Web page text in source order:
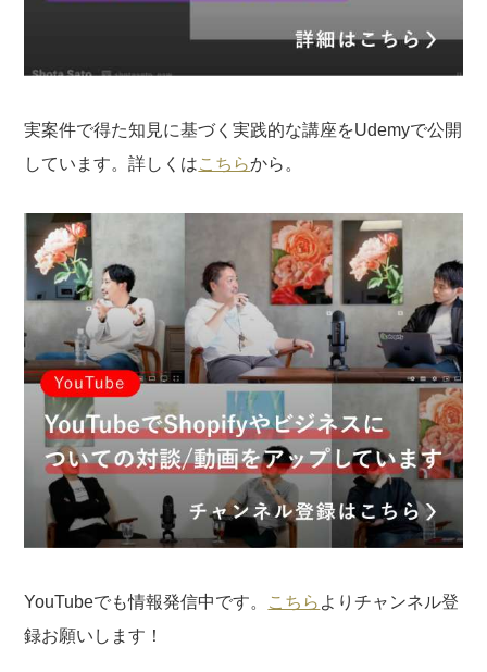
実案件で得た知見に基づく実践的な講座をUdemyで公開
しています。詳しくはこちらから。
YouTubeでも情報発信中です。 こちら よりチャンネル登
録お願いします！